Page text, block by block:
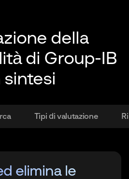
della
di Group-IB
sintesi
Tipi di valutazione
valutazione
elimina le
sulla
della
valutazione
elimina le